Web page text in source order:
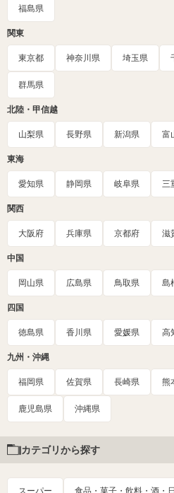
福島県
関東
東京都 神奈川県 埼玉県
群馬県
北陸・甲信越
山梨県 長野県 新潟県 富
東海
愛知県 静岡県 岐阜県 三
関西
大阪府 兵庫県 京都府 滋
中国
岡山県 広島県 鳥取県 島
四国
徳島県 香川県 愛媛県 高
九州・沖縄
福岡県 佐賀県 長崎県 熊
鹿児島県 沖縄県
カテゴリから探す
スーパー 食品・菓子・飲料・酒・